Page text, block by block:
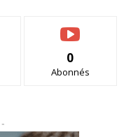
0
Abonnés
-